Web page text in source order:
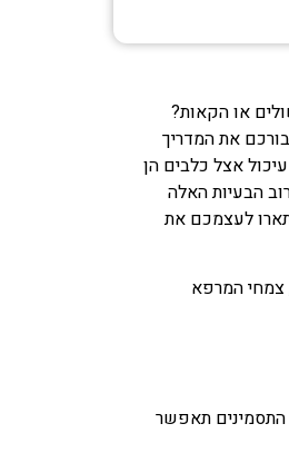
או הקאות?
את המדריך
אצל כלבים הן
הבעיות האלה
תארו לעצמכם את
צמחי המרפא
התסמינים תאפשר